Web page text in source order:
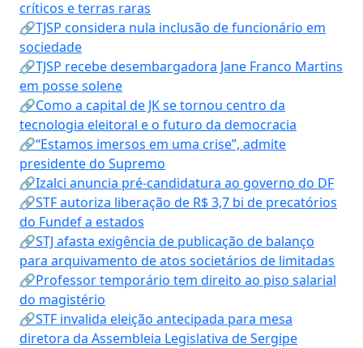
críticos e terras raras
🔗TJSP considera nula inclusão de funcionário em
sociedade
🔗TJSP recebe desembargadora Jane Franco Martins
em posse solene
🔗Como a capital de JK se tornou centro da
tecnologia eleitoral e o futuro da democracia
🔗“Estamos imersos em uma crise”, admite
presidente do Supremo
🔗Izalci anuncia pré-candidatura ao governo do DF
🔗STF autoriza liberação de R$ 3,7 bi de precatórios
do Fundef a estados
🔗STJ afasta exigência de publicação de balanço
para arquivamento de atos societários de limitadas
🔗Professor temporário tem direito ao piso salarial
do magistério
🔗STF invalida eleição antecipada para mesa
diretora da Assembleia Legislativa de Sergipe